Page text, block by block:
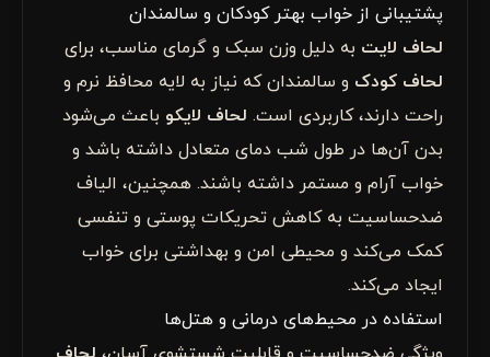
پشتیبانی از خواب بهتر کودکان و سالمندان
لحاف لایت به دلیل وزن سبک و گرمای مناسب، برای
لحاف کودک و سالمندان که نیاز به لایه محافظ نرم و
راحت دارند، کاربردی است. لحاف لایکو باعث می‌شود
بدن آن‌ها در طول شب دمای متعادل داشته باشد و
خواب آرام و مستمر داشته باشند. همچنین، الیاف
ضدحساسیت به کاهش تحریکات پوستی و تنفسی
کمک می‌کند و محیطی امن و بهداشتی برای خواب
ایجاد می‌کند.
استفاده در محیط‌های درمانی و هتل‌ها